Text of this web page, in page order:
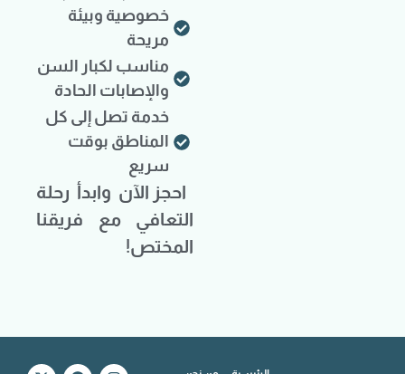
خصوصية وبيئة
مريحة
مناسب لكبار السن
والإصابات الحادة
خدمة تصل إلى كل
المناطق بوقت
سريع
احجز الآن وابدأ رحلة
التعافي مع فريقنا
المختص!